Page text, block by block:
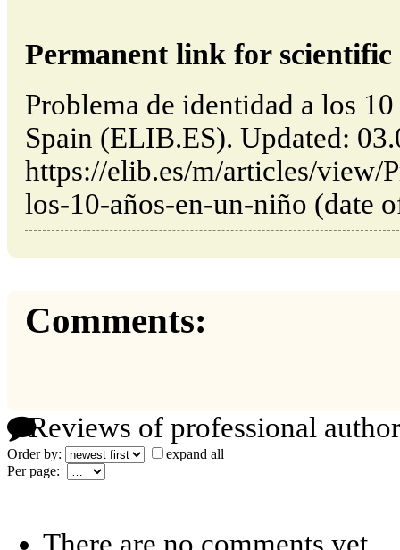
Permanent link for
Problema de identidad a los
Spain (ELIB.ES). Updated:
https://elib.es/m/articles/view/
los-10-años-en-un-niño (date
Comments:
Reviews of professional
Order by:
expand all
Per page: